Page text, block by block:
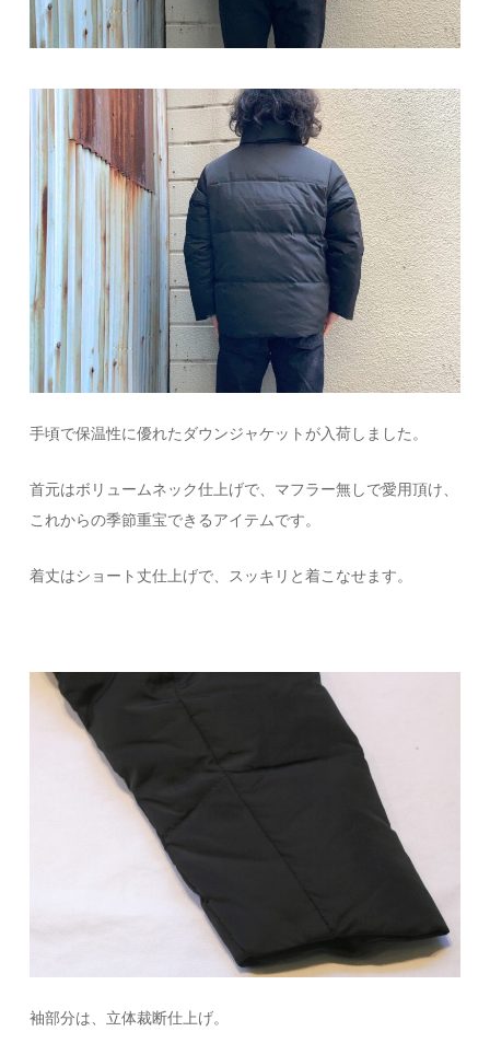
手頃で保温性に優れたダウンジャケットが入荷しました。
首元はボリュームネック仕上げで、マフラー無しで愛用頂け、
これからの季節重宝できるアイテムです。
着丈はショート丈仕上げで、スッキリと着こなせます。
袖部分は、立体裁断仕上げ。